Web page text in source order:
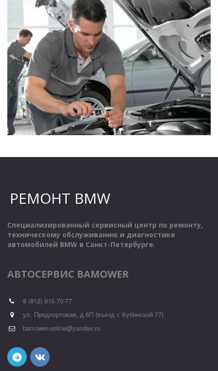
РЕМОНТ BMW
Специализированный сервисный центр по ремонту,
техническому обслуживанию и диагностике
автомобилей BMW в Санкт-Петербурге.
АВТОСЕРВИС BAMOWER
8 (812) 915-70-77
ул. Предпортовая, д.6П (въезд с Кубинской 77)
bamower-online@yandex.ru